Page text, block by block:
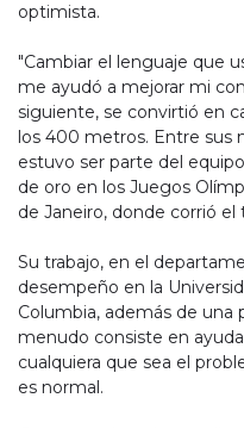
optimista.
"Cambiar el lenguaje que
me ayudó a mejorar mi
siguiente, se convirtió en
los 400 metros. Entre sus
estuvo ser parte del
de oro en los Juegos
de Janeiro, donde corrió el
Su trabajo, en el
desempeño en la
Columbia, además de una
menudo consiste en
cualquiera que sea el
es normal.